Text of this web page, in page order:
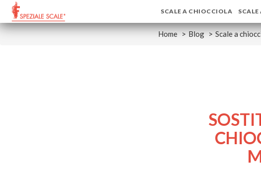
SCALE A CHIOCCIOLA
Home Blog Scale a